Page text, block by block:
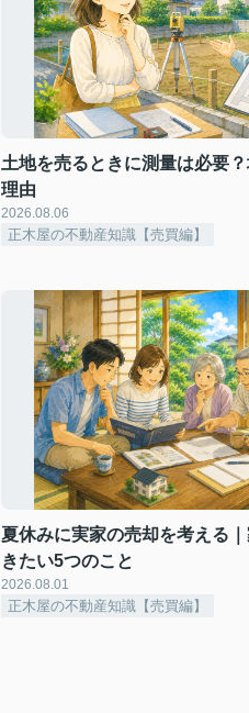
土地を売るときに測量は必要
理由
2026.08.06
正木屋の不動産知識【売買編】
夏休みに実家の売却を考える
きたい5つのこと
2026.08.01
正木屋の不動産知識【売買編】